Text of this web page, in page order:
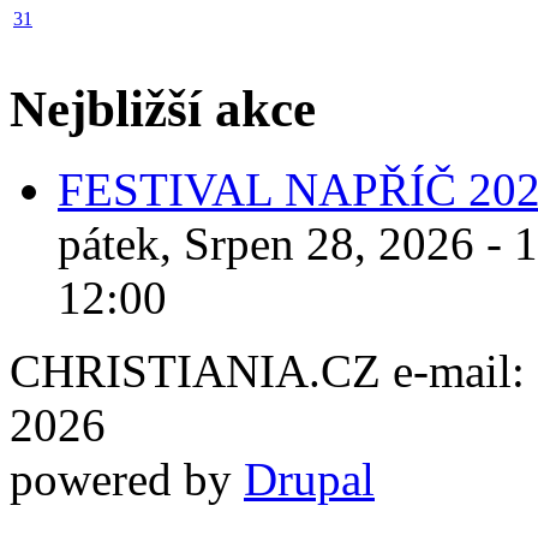
31
Nejbližší akce
FESTIVAL NAPŘÍČ
pátek, Srpen 28, 2026 -
12:00
CHRISTIANIA.CZ e-mail:
2026
powered by Drupal